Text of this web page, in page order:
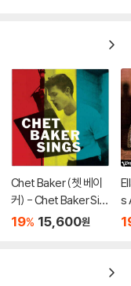
Chet Baker (쳇 베이
커) - Chet Baker Sin
gs
19% 15,600원
s